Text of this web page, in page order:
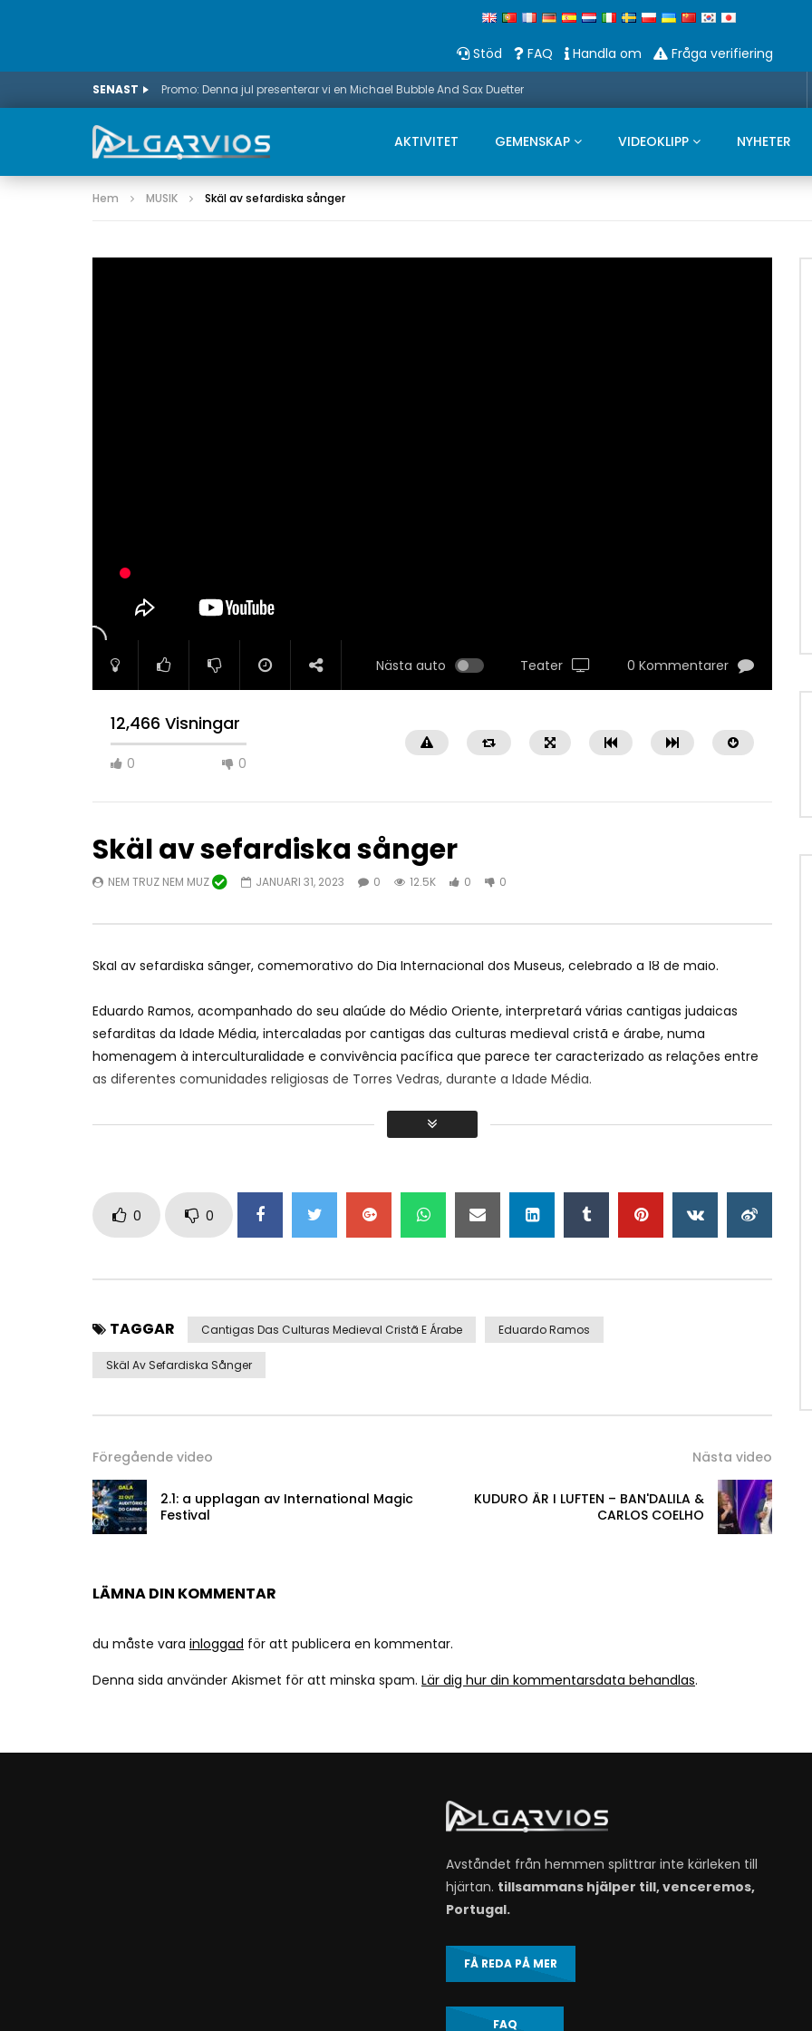
Stöd FAQ Handla om Fråga verifiering
SENAST Promo: Denna jul presenterar vi en Michael Bubble And Sax Duetter
AKTIVITET GEMENSKAP VIDEOKLIPP NYHETER
Hem MUSIK Skäl av sefardiska sånger
Nästa auto Teater 0 Kommentarer
12,466 Visningar
0 0
03:42
FT JESSICA NINGUI
FEBRUARI 14, 2023
0
12.9K 1 0
10:31
Mora (Castro Marim)
0
29.2K 0 0
07:09
CARLOS COELHO
JANUARI 31, 2023
0
12.2K 0
Skäl av sefardiska sånger
NEM TRUZ NEM MUZ JANUARI 31, 2023 0 12.5K 0 0
Skäl av sefardiska sånger, comemorativo do Dia Internacional dos Museus, celebrado a 18 de maio.
Eduardo Ramos, acompanhado do seu alaúde do Médio Oriente, interpretará várias cantigas judaicas
sefarditas da Idade Média, intercaladas por cantigas das culturas medieval cristã e árabe, numa
homenagem à interculturalidade e convivência pacífica que parece ter caracterizado as relações entre
as diferentes comunidades religiosas de Torres Vedras, durante a Idade Média.
#torresvedras #museu #museumunicipalleoneltrindade #diainternacionaldosmuseus
0 0
TAGGAR Cantigas Das Culturas Medieval Cristã E Árabe Eduardo Ramos
Skäl Av Sefardiska Sånger
Föregående video
2.1: a upplagan av International Magic
Festival
Nästa video
KUDURO ÄR I LUFTEN – BAN'DALILA &
CARLOS COELHO
LÄMNA DIN KOMMENTAR
du måste vara inloggad för att publicera en kommentar.
Denna sida använder Akismet för att minska spam. Lär dig hur din kommentarsdata behandlas.
Avståndet från hemmen splittrar inte kärleken till
hjärtan. tillsammans hjälper till, venceremos,
Portugal.
FÅ REDA PÅ MER
FAQ